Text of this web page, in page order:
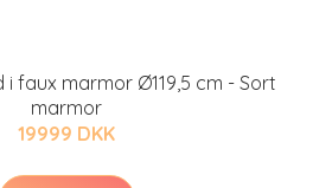
i faux marmor Ø119,5 cm - Sort
marmor
19999 DKK